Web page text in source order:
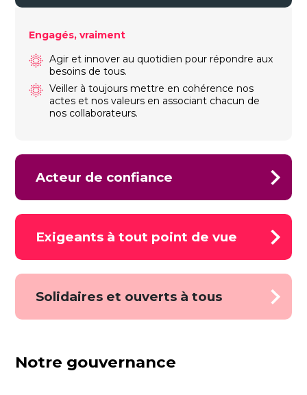
Engagés, vraiment
Agir et innover au quotidien pour répondre aux
besoins de tous.
Veiller à toujours mettre en cohérence nos
actes et nos valeurs en associant chacun de
nos collaborateurs.
Acteur de confiance
Exigeants à tout point de vue
Solidaires et ouverts à tous
Notre gouvernance